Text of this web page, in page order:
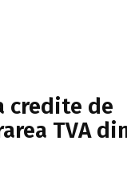
credite de
TVA